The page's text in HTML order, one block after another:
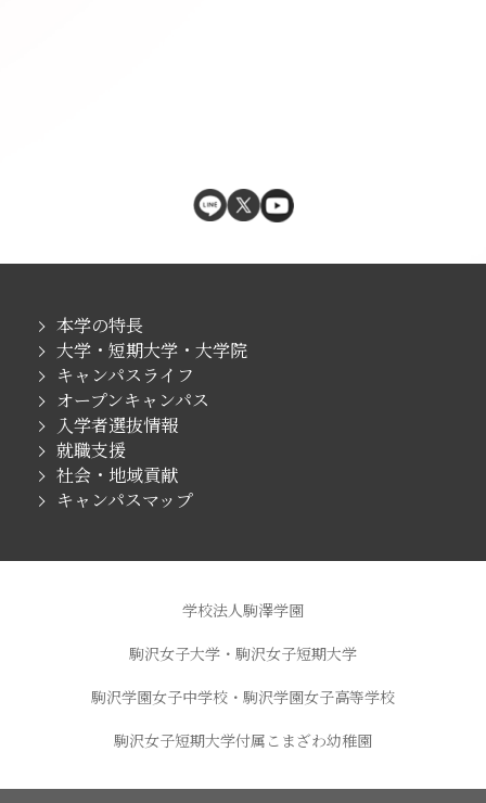
本学の特長
大学・短期大学・大学院
キャンパスライフ
オープンキャンパス
入学者選抜情報
就職支援
社会・地域貢献
キャンパスマップ
学校法人駒澤学園
駒沢女子大学・駒沢女子短期大学
駒沢学園女子中学校・駒沢学園女子高等学校
駒沢女子短期大学付属こまざわ幼稚園